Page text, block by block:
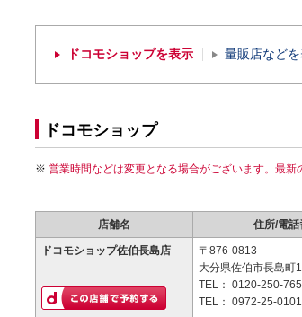
ドコモショップを表示 量販店など
ドコモショップ
営業時間などは変更となる場合がございます。最新
店舗名 住所/電話
ドコモショップ佐伯長島店
〒876-0813
大分県佐伯市長島町
TEL： 0120-250-765
TEL： 0972-25-0101